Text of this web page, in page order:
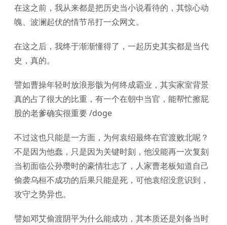
在这之前，我从来都是把历史当小说看待的，其惊心动
魄、波澜起伏的情节吊打一众网文。
在这之后，我终于渐渐懂得了，一起历史其实都是当代
史，真的。
譬如曹操年轻时放浪形骸为何终成霸业，其实家室背景
真的占了很大的比重，有一个在朝中当官，能帮忙擦屁
股的老爹确实很重要 /doge
不过这也只能是一方面，为何袁绍最终在官渡败北呢？
不是因为他蠢，只是因为关键时刻，他没能再一次复刻
当初面临公孙瓒时的豪情壮志了，人家曹老板知道自己
偷袭乌桓不成功的后果只能是死，可他袁绍没意识到，
攻守之势异也。
譬如邓艾偷渡阴平为什么能成功，其本质还是刘备当时